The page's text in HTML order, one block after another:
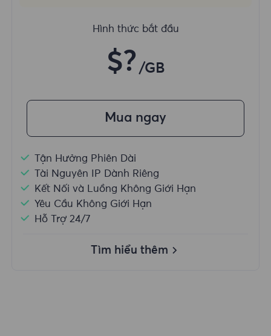
Hình thức bắt đầu
$? /GB
Mua ngay
Tận Hưởng Phiên Dài
Tài Nguyên IP Dành Riêng
Kết Nối và Luồng Không Giới Hạn
Yêu Cầu Không Giới Hạn
Hỗ Trợ 24/7
Tìm hiểu thêm